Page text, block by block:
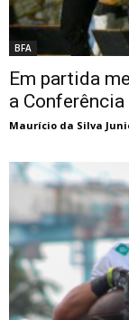
BFA
Em partida
a Conferência
Maurício da Silva